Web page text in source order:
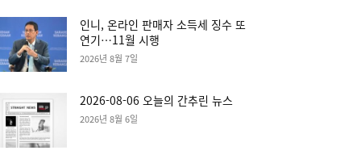
인니, 온라인 판매자 소득세 징수 또
연기…11월 시행
2026년 8월 7일
2026-08-06 오늘의 간추린 뉴스
2026년 8월 6일